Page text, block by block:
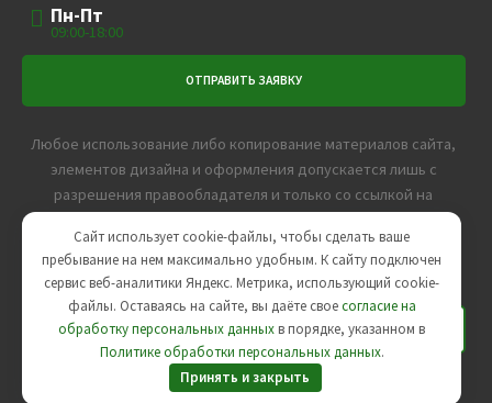
Пн-Пт
09:00-18:00
Любое использование либо копирование материалов сайта,
элементов дизайна и оформления допускается лишь с
разрешения правообладателя и только со ссылкой на
Пользовательское соглашение, Политика
конфиденциальности
Агентс
тво
интер
нет-маркетинга -SeoУслуга
Сайт использует cookie-файлы, чтобы сделать ваше
пребывание на нем максимально удобным. К cайту подключен
сервис веб-аналитики Яндекс. Метрика, использующий cookie-
файлы. Оставаясь на сайте, вы даёте своесогласие на
обработку персональных данныхв порядке, указанном в
Политике обработки персональных данных.
Принять и закрыть